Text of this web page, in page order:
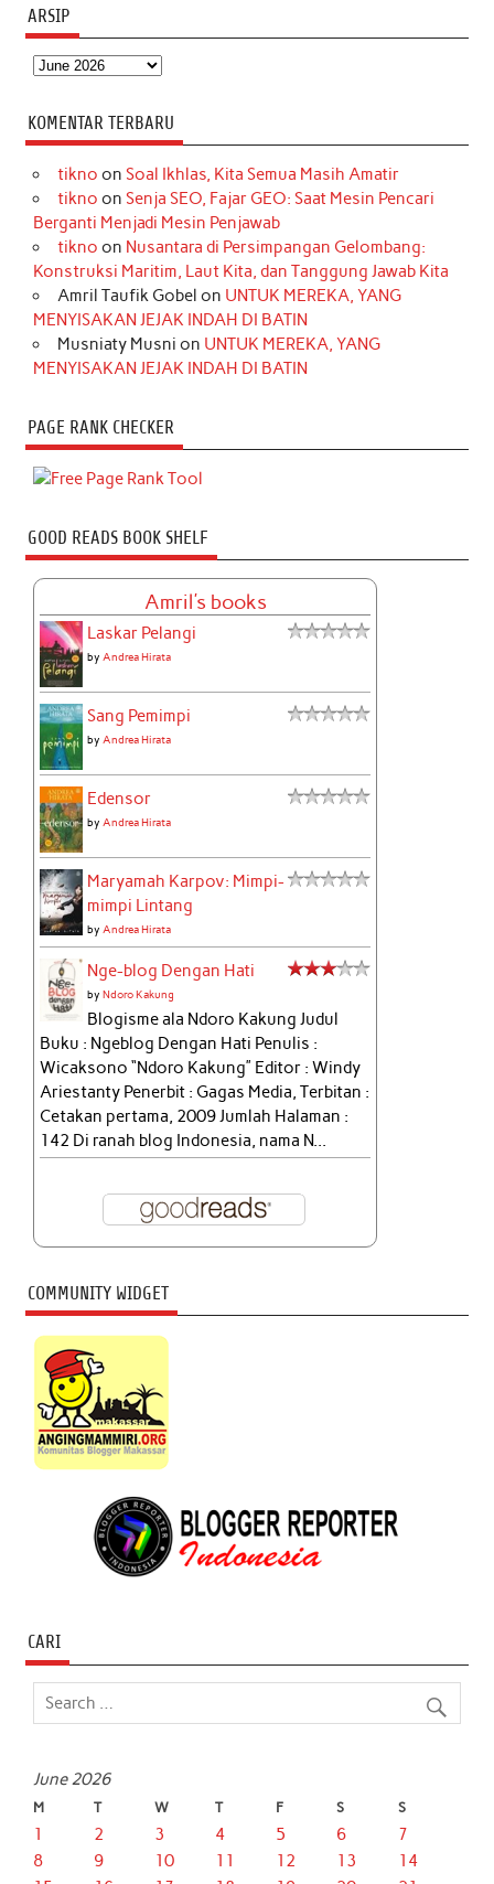
ARSIP
Arsip
KOMENTAR TERBARU
tikno on Soal Ikhlas, Kita Semua Masih Amatir
tikno on Senja SEO, Fajar GEO: Saat Mesin Pencari
Berganti Menjadi Mesin Penjawab
tikno on Nusantara di Persimpangan Gelombang:
Konstruksi Maritim, Laut Kita, dan Tanggung Jawab Kita
Amril Taufik Gobel on UNTUK MEREKA, YANG
MENYISAKAN JEJAK INDAH DI BATIN
Musniaty Musni on UNTUK MEREKA, YANG
MENYISAKAN JEJAK INDAH DI BATIN
PAGE RANK CHECKER
GOOD READS BOOK SHELF
Amril's books
Laskar Pelangi
by Andrea Hirata
Sang Pemimpi
by Andrea Hirata
Edensor
by Andrea Hirata
Maryamah Karpov: Mimpi-
mimpi Lintang
by Andrea Hirata
Nge-blog Dengan Hati
byNdoro Kakung
Blogisme ala Ndoro Kakung Judul
Buku : Ngeblog Dengan Hati Penulis :
Wicaksono “Ndoro Kakung” Editor : Windy
Ariestanty Penerbit : Gagas Media, Terbitan :
Cetakan pertama, 2009 Jumlah Halaman :
142 Di ranah blog Indonesia, nama N...
COMMUNITY WIDGET
CARI
June 2026
M T W T F S S
1 2 3 4 5 6
7
8
9 10 11 12 13
14